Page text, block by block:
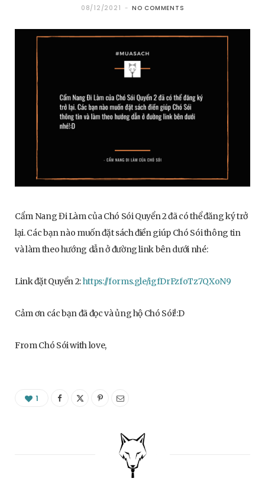
08/12/2021 NO COMMENTS
Cẩm Nang Đi Làm của Chó Sói Quyển 2 đã có thể đăng ký trở
lại. Các bạn nào muốn đặt sách điền giúp Chó Sói thông tin
và làm theo hướng dẫn ở đường link bên dưới nhé:
Link đặt Quyển 2:https://forms.gle/igfDrFzfoTz7QXoN9
Cảm ơn các bạn đã đọc và ủng hộ Chó Sói!:D
From Chó Sói with love,
1